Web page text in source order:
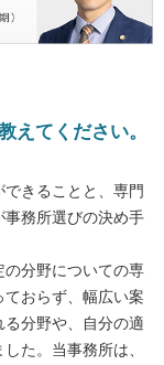
えてください。
きることと、専門
務所選びの決め手
分野についての専
おらず、幅広い案
分野や、自分の適
た。当事務所は、